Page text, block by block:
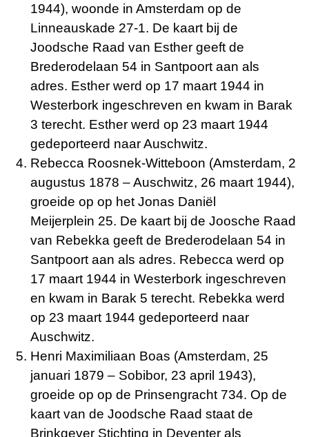
1944), woonde in Amsterdam op de
Linneauskade 27-1. De kaart bij de
Joodsche Raad van Esther geeft de
Brederodelaan 54 in Santpoort aan als
adres. Esther werd op 17 maart 1944 in
Westerbork ingeschreven en kwam in Barak
3 terecht. Esther werd op 23 maart 1944
gedeporteerd naar Auschwitz.
Rebecca Roosnek-Witteboon (Amsterdam, 2
augustus 1878 – Auschwitz, 26 maart 1944),
groeide op op het Jonas Daniël
Meijerplein 25. De kaart bij de Joosche Raad
van Rebekka geeft de Brederodelaan 54 in
Santpoort aan als adres. Rebecca werd op
17 maart 1944 in Westerbork ingeschreven
en kwam in Barak 5 terecht. Rebekka werd
op 23 maart 1944 gedeporteerd naar
Auschwitz.
Henri Maximiliaan Boas (Amsterdam, 25
januari 1879 – Sobibor, 23 april 1943),
groeide op op de Prinsengracht 734. Op de
kaart van de Joodsche Raad staat de
Brinkgever Stichting in Deventer als